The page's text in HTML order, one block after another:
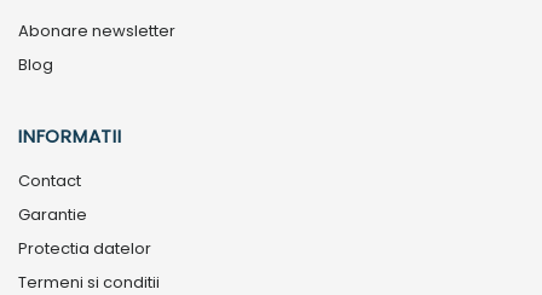
Abonare newsletter
Blog
INFORMATII
Contact
Garantie
Protectia datelor
Termeni si conditii